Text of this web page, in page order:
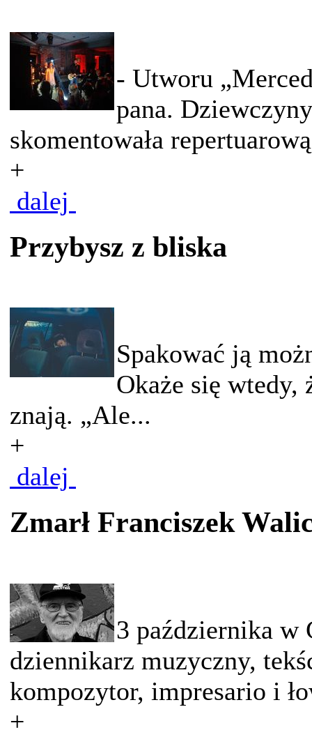
- Utworu
pana.
skomentowała
+
dalej
Przybysz z bliska
Spakować ją
Okaże się
znają. „Ale...
+
dalej
Zmarł Franciszek
3 października w
dziennikarz muzyczny,
kompozytor, impresario i
+